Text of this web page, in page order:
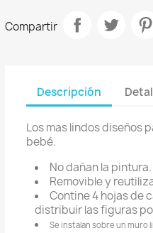
Compartir
Descripción
Los mas lindos diseños
bebé.
No dañan la pintura.
Removible y
Contine 4 hojas de
distribuir las figuras
Se instalan sobre un muro